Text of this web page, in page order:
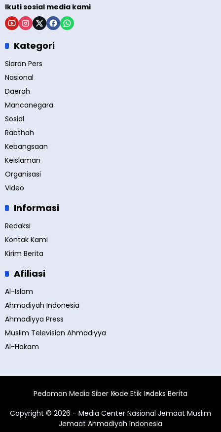
Ikuti sosial media kami
Kategori
Siaran Pers
Nasional
Daerah
Mancanegara
Sosial
Rabthah
Kebangsaan
Keislaman
Organisasi
Video
Informasi
Redaksi
Kontak Kami
Kirim Berita
Afiliasi
Al-Islam
Ahmadiyah Indonesia
Ahmadiyya Press
Muslim Television Ahmadiyya
Al-Hakam
Pedoman Media Siber Kode Etik Indeks Berita
Copyright © 2026 - Media Center Nasional Jemaat Muslim
Jemaat Ahmadiyah Indonesia